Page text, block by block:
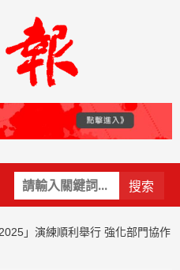
關
鍵
Primary
Menu
2025」演練順利舉行 強化部門協作